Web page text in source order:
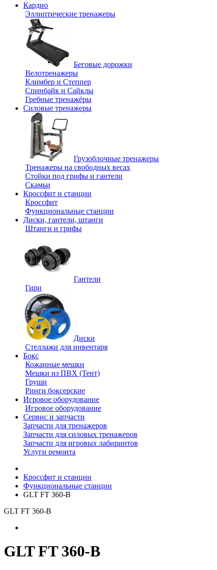
Кардио
Эллиптические тренажеры
Беговые дорожки
Велотренажеры
Климбер и Степпер
Спинбайк и Сайклы
Гребные тренажёры
Силовые тренажеры
Грузоблочные тренажеры
Тренажеры на свободных весах
Стойки под грифы и гантели
Скамьи
Кроссфит и станции
Кроссфит
Функциональные станции
Диски, гантели, штанги
Штанги и грифы
Гантели
Гири
Диски
Стеллажи для инвентаря
Бокс
Кожанные мешки
Мешки из ПВХ (Тент)
Груши
Ринги боксерские
Игровое оборудование
Игровое оборудование
Сервис и запчасти
Запчасти для тренажеров
Запчасти для силовых тренажеров
Запчасти для игровых лабиринтов
Услуги ремонта
Кроссфит и станции
Функциональные станции
GLT FT 360-B
GLT FT 360-B
GLT FT 360-B